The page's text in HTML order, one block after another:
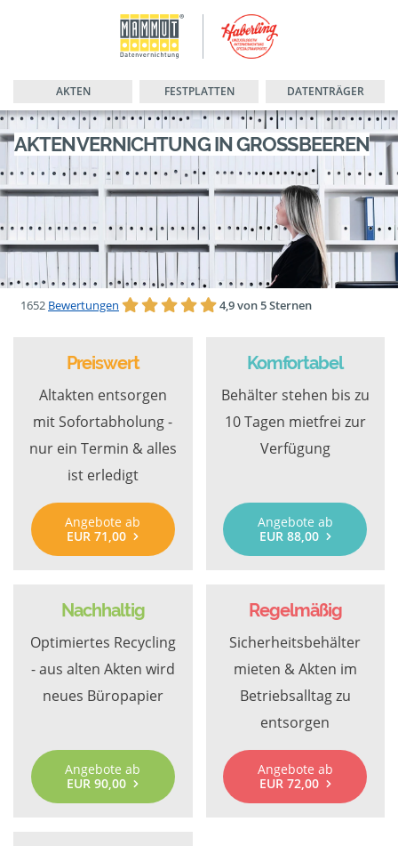
AKTEN FESTPLATTEN DATENTRÄGER
AKTENVERNICHTUNG IN GROSSBEEREN
1652 Bewertungen 4,9 von 5 Sternen
Preiswert
Altakten entsorgen
mit Sofortabholung -
nur ein Termin & alles
ist erledigt
Angebote ab
EUR 71,00
Komfortabel
Behälter stehen bis zu
10 Tagen mietfrei zur
Verfügung
Angebote ab
EUR 88,00
Nachhaltig
Optimiertes Recycling
- aus alten Akten wird
neues Büropapier
Angebote ab
EUR 90,00
Regelmäßig
Sicherheitsbehälter
mieten & Akten im
Betriebsalltag zu
entsorgen
Angebote ab
EUR 72,00